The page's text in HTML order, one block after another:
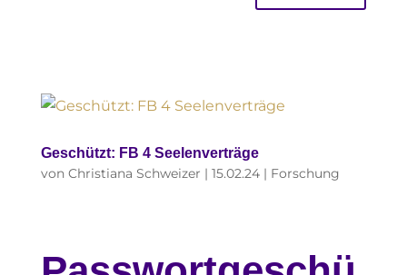
Geschützt: FB 4 Seelenverträge
von Christiana Schweizer | 15.02.24| Forschung